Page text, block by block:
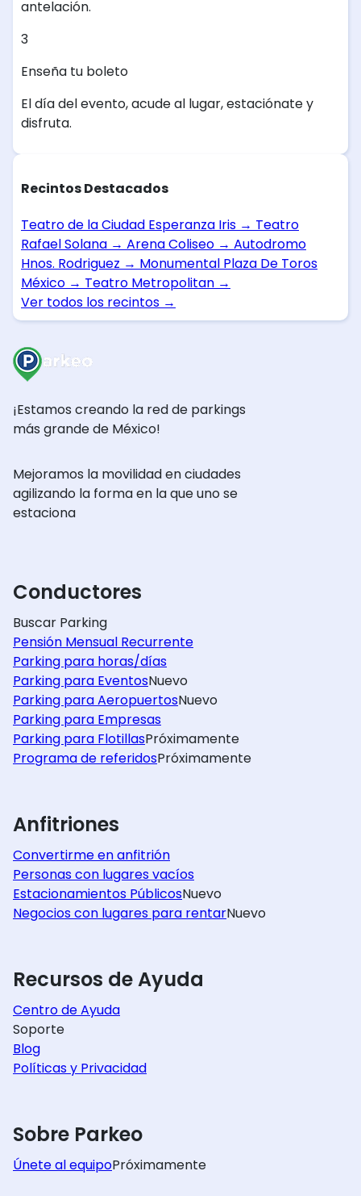
antelación.
3
Enseña tu boleto
El día del evento, acude al lugar, estaciónate y
disfruta.
Recintos Destacados
Teatro de la Ciudad Esperanza Iris → Teatro
Rafael Solana → Arena Coliseo → Autodromo
Hnos. Rodriguez → Monumental Plaza De Toros
México → Teatro Metropolitan →
Ver todos los recintos →
¡Estamos creando la red de parkings
más grande de México!
Mejoramos la movilidad en ciudades
agilizando la forma en la que uno se
estaciona
Conductores
Buscar Parking
Pensión Mensual Recurrente
Parking para horas/días
Parking para EventosNuevo
Parking para AeropuertosNuevo
Parking para Empresas
Parking para FlotillasPróximamente
Programa de referidosPróximamente
Anfitriones
Convertirme en anfitrión
Personas con lugares vacíos
Estacionamientos PúblicosNuevo
Negocios con lugares para rentarNuevo
Recursos de Ayuda
Centro de Ayuda
Soporte
Blog
Políticas y Privacidad
Sobre Parkeo
Únete al equipoPróximamente